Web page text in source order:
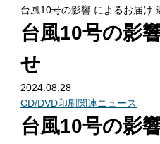
台風10号の影響 によるお届け
台風10号の影
せ
2024.08.28
CD/DVD印刷関連ニュース
台風10号の影